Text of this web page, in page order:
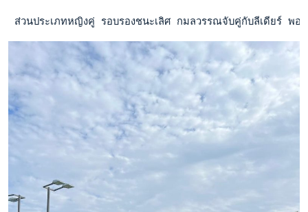
ส่วนประเภทหญิงคู่ รอบรองชนะเลิศ กมลวรรณจับคู่กับลีเดียร์